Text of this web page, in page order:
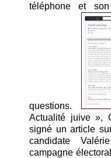
téléphone et
questions.
Actualité juive »,
signé un article
candidate
campagne